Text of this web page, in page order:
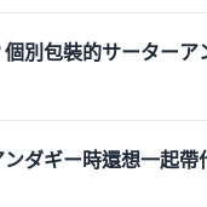
別包裝的サーターア
ダギー時還想一起帶